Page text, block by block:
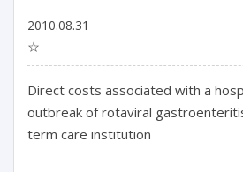
2010.08.31
☆
Direct costs associated with a
outbreak of rotaviral
term care institution